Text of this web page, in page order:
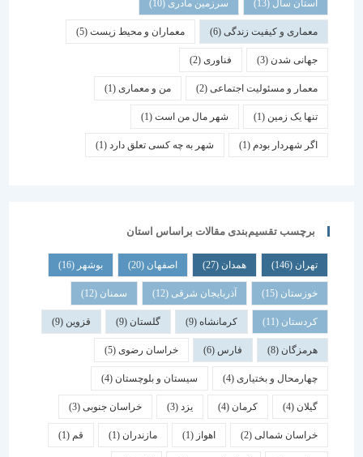
استان سال(13) سرزمین مادری(10)
معماری و کیفیت زندگی(6) معماران و محیط زیست(5)
جهانی شدن(3) فناوری (2)
معمار و مسئولیت اجتماعی (2) من و معماری (1)
تنها یک زمین(1) شهر مال من است(1)
اگر شهردار بودم (1) شهر به چه کسی تعلق دارد(1)
برچسب تقسیم‌بندی مقالات براساس استان
همدان اصفهان (20) بوشهر
خوزستان(15) آذربایجان شرقی(12) سمنان (12)
کردستان(11) کرمانشاه(9) گلستان (9) قزوین
هرمزگان(8) فارس خراسان رضوی(5)
چهارمحال و بختیاری (4) سیستان و بلوچستان(4)
کرمان یزد خراسان جنوبی(3)
خراسان شمالی(2) اهواز مازندران(1) قم